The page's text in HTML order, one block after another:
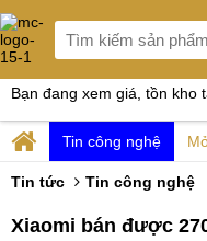
Bạn đang xem giá, tồn kho
Tin công nghệ
Tin tức Tin công nghệ
Xiaomi bán được